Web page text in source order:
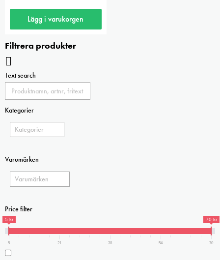
Lägg i varukorgen
Filtrera produkter
Text search
Kategorier
Varumärken
Price filter
5 kr 70 kr
5 21 38 54 70